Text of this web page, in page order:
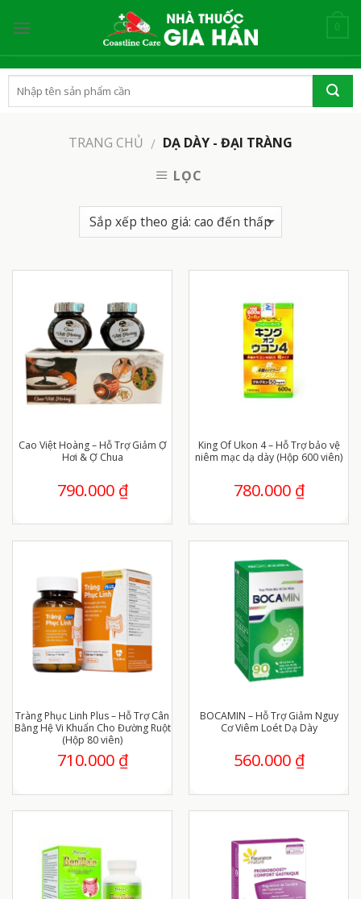
TRANG CHỦ / DẠ DÀY - ĐẠI TRÀNG
LỌC
Cao Việt Hoàng – Hỗ Trợ Giảm Ợ
Hơi & Ợ Chua
790.000 ₫
King Of Ukon 4 – Hỗ Trợ bảo vệ
niêm mạc dạ dày (Hộp 600 viên)
780.000 ₫
Tràng Phục Linh Plus – Hỗ Trợ Cân
Bằng Hệ Vi Khuẩn Cho Đường Ruột
(Hộp 80 viên)
710.000 ₫
BOCAMIN – Hỗ Trợ Giảm Nguy
Cơ Viêm Loét Dạ Dày
560.000 ₫